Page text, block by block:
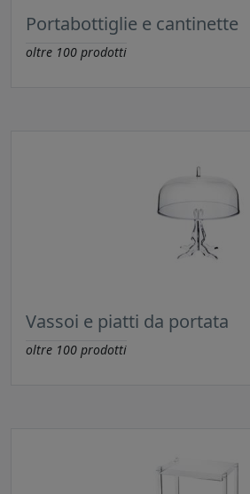
Portabottiglie e cantinette
oltre 100 prodotti
Vassoi e piatti da portata
oltre 100 prodotti